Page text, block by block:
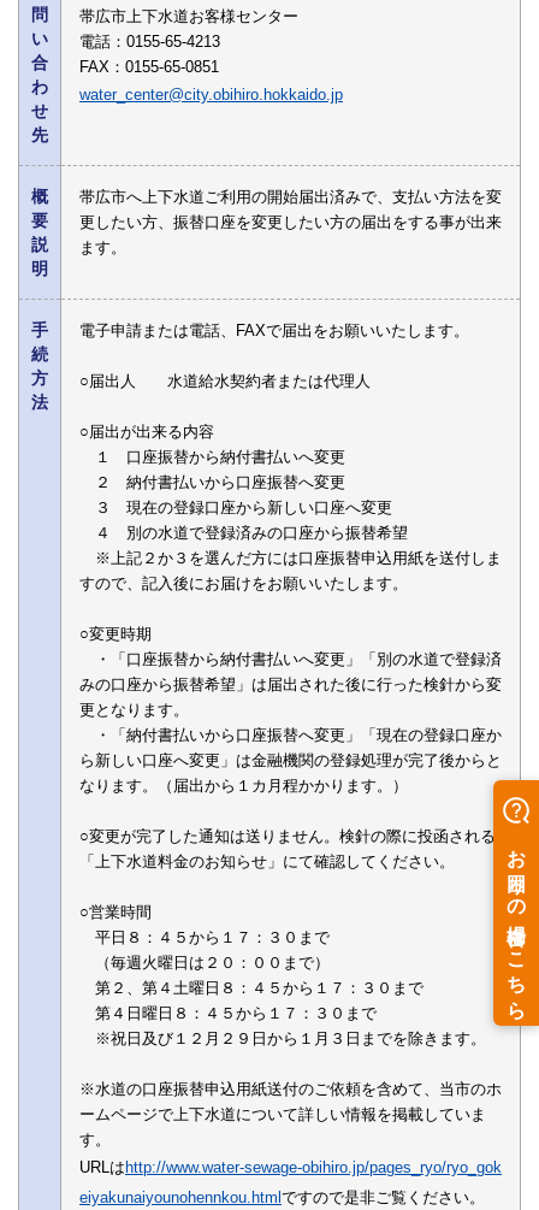
問
い
合
わ
せ
先
帯広市上下水道お客様センター
電話：0155-65-4213
FAX：0155-65-0851
water_center@city.obihiro.hokkaido.jp
概
要
説
明
帯広市へ上下水道ご利用の開始届出済みで、支払い方法を変
更したい方、振替口座を変更したい方の届出をする事が出来
ます。
手
続
方
法
電子申請または電話、FAXで届出をお願いいたします。
○届出人 水道給水契約者または代理人
○届出が出来る内容
１ 口座振替から納付書払いへ変更
２ 納付書払いから口座振替へ変更
３ 現在の登録口座から新しい口座へ変更
４ 別の水道で登録済みの口座から振替希望
※上記２か３を選んだ方には口座振替申込用紙を送付しま
すので、記入後にお届けをお願いいたします。
○変更時期
・「口座振替から納付書払いへ変更」「別の水道で登録済
みの口座から振替希望」は届出された後に行った検針から変
更となります。
・「納付書払いから口座振替へ変更」「現在の登録口座か
ら新しい口座へ変更」は金融機関の登録処理が完了後からと
なります。（届出から１カ月程かかります。）
○変更が完了した通知は送りません。検針の際に投函される
「上下水道料金のお知らせ」にて確認してください。
○営業時間
平日８：４５から１７：３０まで
（毎週火曜日は２０：００まで）
第２、第４土曜日８：４５から１７：３０まで
第４日曜日８：４５から１７：３０まで
※祝日及び１２月２９日から１月３日までを除きます。
※水道の口座振替申込用紙送付のご依頼を含めて、当市のホ
ームページで上下水道について詳しい情報を掲載していま
す。
URLは http://www.water-sewage-obihiro.jp/pages_ryo/ryo_gok
eiyakunaiyounohennkou.html ですので是非ご覧ください。